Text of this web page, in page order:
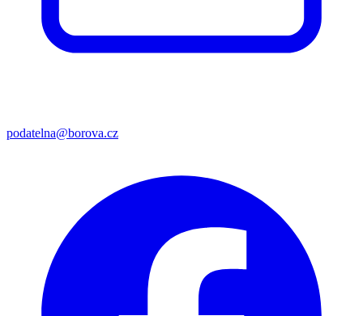
podatelna@borova.cz